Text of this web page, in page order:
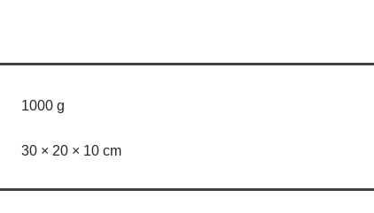
1000 g
30 × 20 × 10 cm